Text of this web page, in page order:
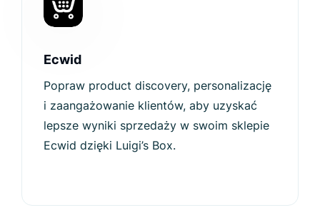
Ecwid
Popraw product discovery, personalizację
i zaangażowanie klientów, aby uzyskać
lepsze wyniki sprzedaży w swoim sklepie
Ecwid dzięki Luigi’s Box.